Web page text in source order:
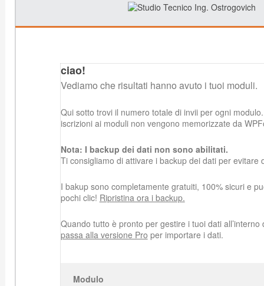
ciao!
Vediamo che risultati hanno avuto i tuoi moduli.
Qui sotto trovi il numero totale di invii per ogni
iscrizioni ai moduli non vengono memorizzate da
Nota: I backup dei dati non sono abilitati.
Ti consigliamo di attivare i backup dei dati per evitare
I bakup sono completamente gratuiti, 100% sicuri e
pochi clic! Ripristina ora i backup.
Quando tutto è pronto per gestire i tuoi dati all’interno
passa alla versione Pro per importare i dati.
Modulo